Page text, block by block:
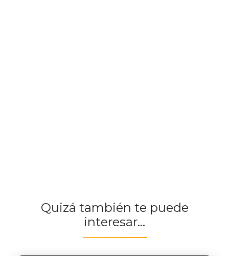
Quizá también te puede
interesar...